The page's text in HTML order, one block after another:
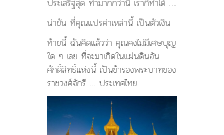
น่าขัน ที่คุณแปรค่าเหล่านี้ เป็นตัวเงิน
ท้ายนี้ ฉันคิดแล้วว่า คุณคงไม่มีเศษบุญ
ใด ๆ เลย ที่จะมาเกิดในแผ่นดินอัน
ศักดิ์สิทธิ์แห่งนี้ เป็นข้ารองพระบาทของ
ราชวงศ์จักรี … ประเทศไทย